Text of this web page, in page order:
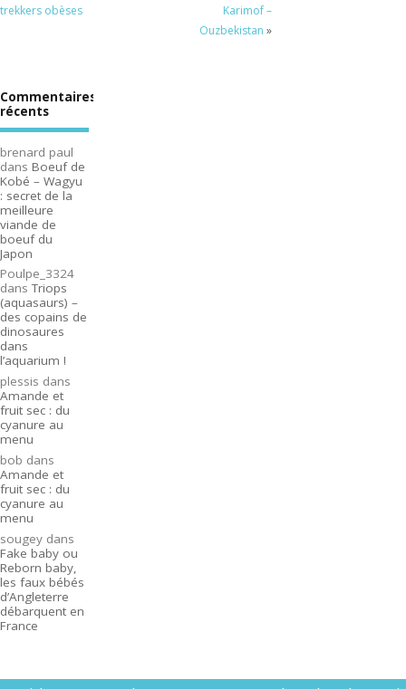
trekkers obèses
Karimof –
Ouzbekistan »
Commentaires
récents
brenard paul
dans Boeuf de
Kobé – Wagyu
: secret de la
meilleure
viande de
boeuf du
Japon
Poulpe_3324
dansTriops
(aquasaurs) –
des copains de
dinosaures
dans
l’aquarium !
plessis dans
Amande et
fruit sec : du
cyanure au
menu
bob dans
Amande et
fruit sec : du
cyanure au
menu
sougey dans
Fake baby ou
Reborn baby,
les faux bébés
d’Angleterre
débarquent en
France